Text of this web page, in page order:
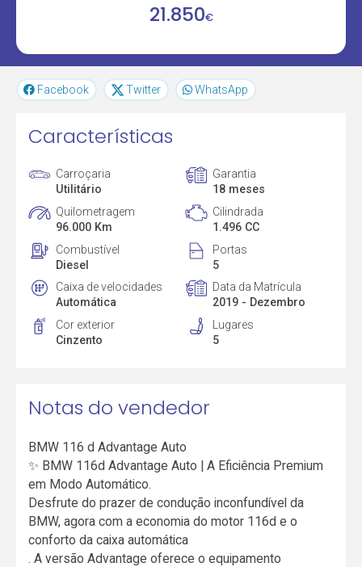
21.850€
Facebook Twitter WhatsApp
Características
Carroçaria
Utilitário
Garantia
18 meses
Quilometragem
96.000 Km
Cilindrada
1.496 CC
Combustível
Diesel
Portas
5
Caixa de velocidades
Automática
Data da Matrícula
2019 - Dezembro
Cor exterior
Cinzento
Lugares
5
Notas do vendedor
BMW 116 d Advantage Auto
✨ BMW 116d Advantage Auto | A Eficiência Premium
em Modo Automático.
Desfrute do prazer de condução inconfundível da
BMW, agora com a economia do motor 116d e o
conforto da caixa automática
. A versão Advantage oferece o equipamento